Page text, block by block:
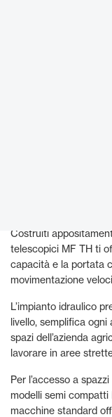
Costruiti
telescopici MF TH ti
capacità e la portata
movimentazione
L’impianto idraulico
livello, semplifica
spazi dell’azienda
lavorare in aree
Per l’accesso a
modelli semi
macchine standard